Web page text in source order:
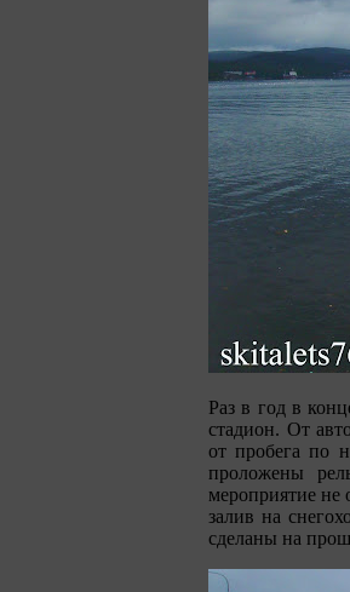
Раз в год в
стадион. От
от пробега по
проложены
мероприятие не
залив на
сделаны на